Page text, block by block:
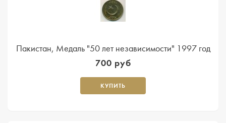
Пакистан, Медаль "50 лет независимости" 1997 год
700 руб
КУПИТЬ